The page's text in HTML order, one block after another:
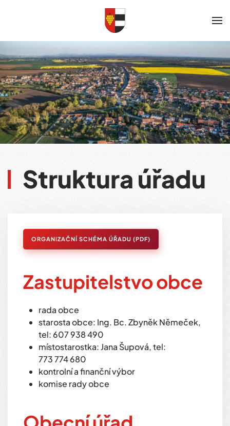
Struktura úřadu
ORGANIZAČNÍ SCHÉMA ÚŘADU (PDF)
Zastupitelstvo obce
rada obce
starosta obce: Ing. Bc. Zbyněk Němeček,
tel: 607 938 490
místostarostka: Jana Šupová, tel:
773 774 680
kontrolní a finanční výbor
komise rady obce